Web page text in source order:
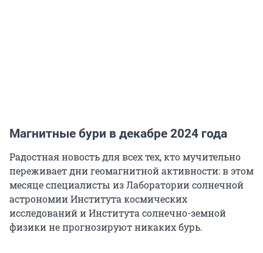
Магнитные бури в декабре 2024 года
Радостная новость для всех тех, кто мучительно
переживает дни геомагнитной активности: в этом
месяце специалисты из Лаборатории солнечной
астрономии Института космических
исследований и Института солнечно-земной
физики не прогнозируют никаких бурь.